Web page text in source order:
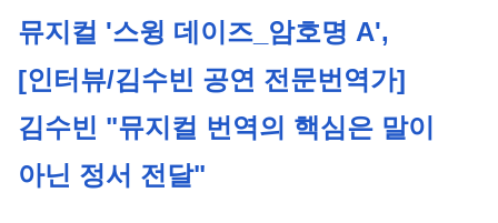
뮤지컬 '스윙 데이즈_암호명 A',
[인터뷰/김수빈 공연 전문번역가]
김수빈 "뮤지컬 번역의 핵심은 말이
아닌 정서 전달"